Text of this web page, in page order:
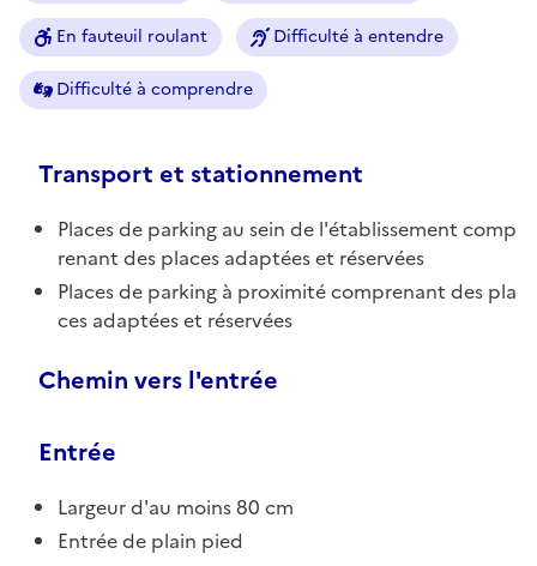
En fauteuil roulant Difficulté à entendre
Difficulté à comprendre
Transport et stationnement
Places de parking au sein de l'établissement comp
renant des places adaptées et réservées
Places de parking à proximité comprenant des pla
ces adaptées et réservées
Chemin vers l'entrée
Entrée
Largeur d'au moins 80 cm
Entrée de plain pied